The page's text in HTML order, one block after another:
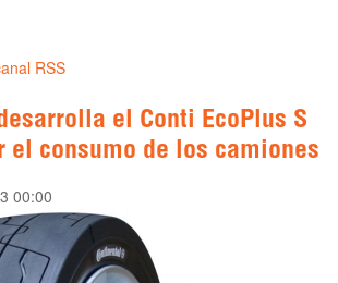
RSS
el Conti EcoPlus S
el consumo de los camiones
00:00